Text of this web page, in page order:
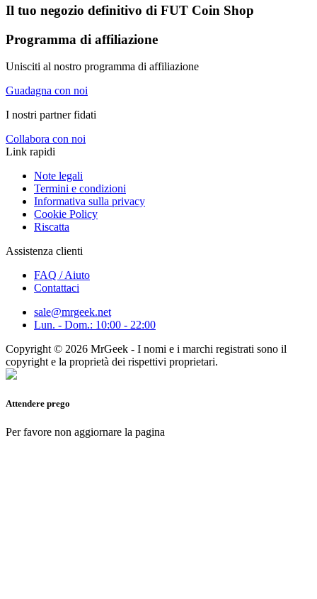
Il tuo negozio definitivo di FUT Coin Shop
Programma di affiliazione
Unisciti al nostro programma di affiliazione
Guadagna con noi
I nostri partner fidati
Collabora con noi
Link rapidi
Note legali
Termini e condizioni
Informativa sulla privacy
Cookie Policy
Riscatta
Assistenza clienti
FAQ / Aiuto
Contattaci
sale@mrgeek.net
Lun. - Dom.: 10:00 - 22:00
Copyright © 2026 MrGeek - I nomi e i marchi registrati sono il
copyright e la proprietà dei rispettivi proprietari.
Attendere prego
Per favore non aggiornare la pagina